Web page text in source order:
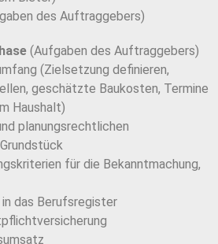
des Auftraggebers)
(Aufgaben des Auftraggebers)
(Zielsetzung definieren,
geschätzte Baukosten, Termine
Haushalt)
planungsrechtlichen
für die Bekanntmachung,
das Berufsregister